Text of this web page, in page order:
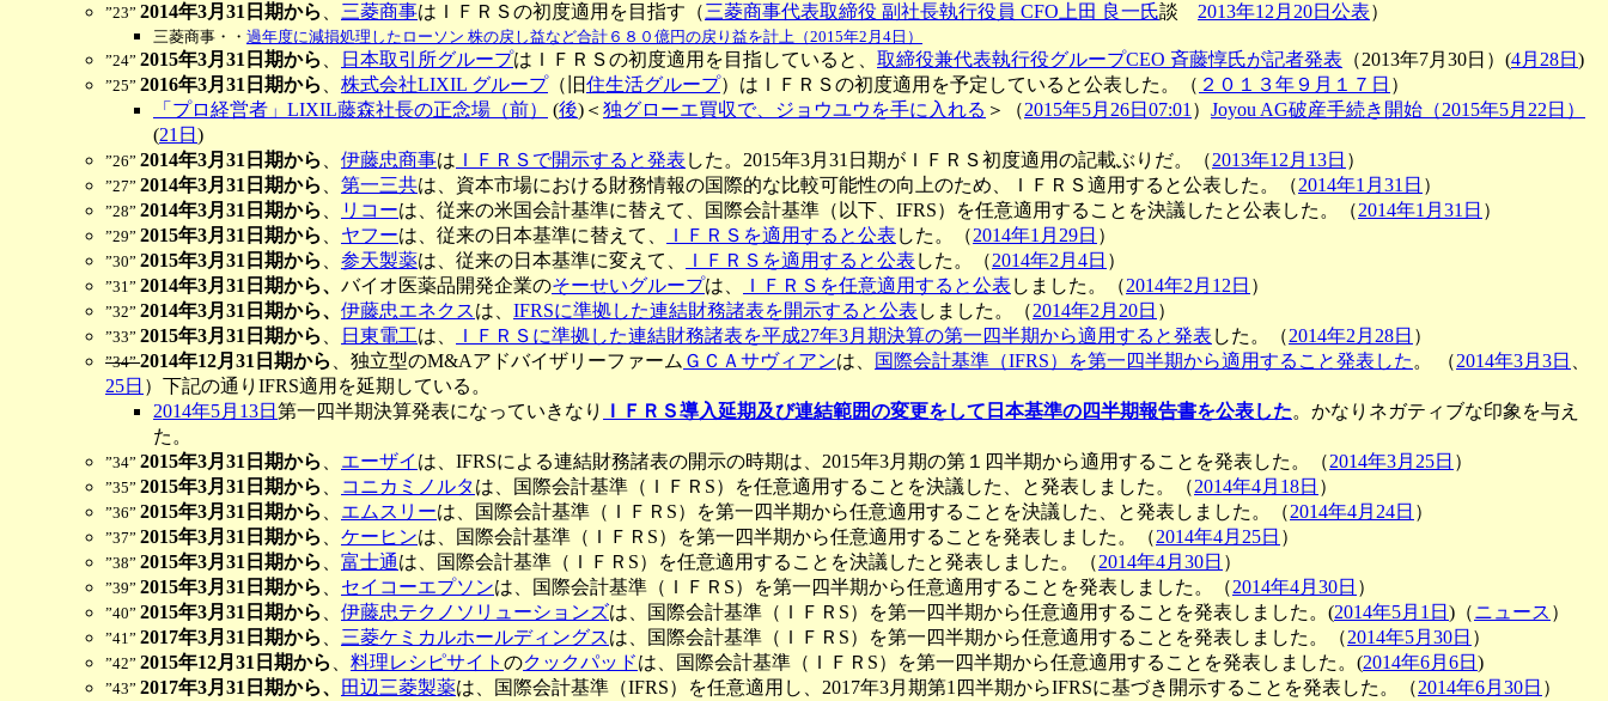
”23” 2014年3月31日期から 三菱商事はＩＦＲＳの初度適用を目指す（三菱商事代表取締役 副社長執行役員 CFO上田 良一氏談 2013年12月20日公表）
三菱商事・・ 過年度に減損処理したローソン 株の戻し益など合計６８０億円の戻り益を計上（2015年2月4日）
”24” 2015年3月31日期から 日本取引所グループはＩＦＲＳの初度適用を目指していると、 取締役兼代表執行役グループCEO 斉藤惇氏が記者発表 （2013年7月30日）(4月28日 )
”25” 2016年3月31日期から 株式会社LIXIL グループ（旧住生活グループ）はＩＦＲＳの初度適用を予定していると公表した。（ ２０１３年９月１７日 ）
「プロ経営者」LIXIL藤森社長の正念場（前）
(後)＜ 独グローエ買収で、ジョウユウを手に入れる ＞（2015年5月26日07:01 ） Joyou AG破産手続き開始（2015年5月22日）
(21日 )
”26” 2014年3月31日期から 伊藤忠商事は ＩＦＲＳで開示すると発表 した。2015年3月31日期がＩＦＲＳ初度適用の記載ぶりだ。（2013年12月13日 ）
”27” 2014年3月31日期から 第一三共は、資本市場における財務情報の国際的な比較可能性の向上のため、ＩＦＲＳ適用すると公表した。（2014年1月31日 ）
”28” 2014年3月31日期から リコーは、従来の米国会計基準に替えて、国際会計基準（以下、IFRS）を任意適用することを決議したと公表した。（2014年1月31日 ）
”29” 2015年3月31日期から ヤフーは、従来の日本基準に替えて、 ＩＦＲＳを適用すると公表 した。（2014年1月29日 ）
”30” 2015年3月31日期から 参天製薬は、従来の日本基準に変えて、 ＩＦＲＳを適用すると公表 した。（2014年2月4日 ）
”31” 2014年3月31日期から、 バイオ医薬品開発企業のそーせいグループは、 ＩＦＲＳを任意適用すると公表 しました。（2014年2月12日 ）
”32” 2014年3月31日期から、 伊藤忠エネクスは、 IFRSに準拠した連結財務諸表を開示すると公表 しました。（2014年2月20日 ）
”33” 2015年3月31日期から 日東電工は、 ＩＦＲＳに準拠した連結財務諸表を平成27年3月期決算の第一四半期から適用すると発表 した。（2014年2月28日 ）
”34”2014年12月31日期から 、独立型のM&Aアドバイザリーファーム ＧＣＡサヴィアンは、 国際会計基準（IFRS）を第一四半期から適用すること発表した 。 （2014年3月3日
25日 ）下記の通りIFRS適用を延期している。
2014年5月13日 第一四半期決算発表になっていきなり ＩＦＲＳ導入延期及び連結範囲の変更をして日本基準の四半期報告書を公表した。かなりネガティブな印象を与え
た。
”34” 2015年3月31日期から エーザイ は、IFRSによる連結財務諸表の開示の時期は、2015年3月期の第１四半期から適用することを発表した。（2014年3月25日 ）
”35” 2015年3月31日期から コニカミノルタは、国際会計基準（ＩＦＲS）を任意適用することを決議した、と発表しました。（2014年4月18日 ）
”36” 2015年3月31日期から エムスリーは、国際会計基準（ＩＦＲS）を第一四半期から任意適用することを決議した、と発表しました。（2014年4月24日 ）
”37” 2015年3月31日期から ケーヒンは、国際会計基準（ＩＦＲS）を第一四半期から任意適用することを発表しました。（2014年4月25日 ）
”38” 2015年3月31日期から 富士通は、国際会計基準（ＩＦＲS）を任意適用することを決議したと発表しました。（2014年4月30日 ）
”39” 2015年3月31日期から セイコーエプソンは、国際会計基準（ＩＦＲS）を第一四半期から任意適用することを発表しました。（2014年4月30日 ）
”40” 2015年3月31日期から 伊藤忠テクノソリューションズは、国際会計基準（ＩＦＲS）を第一四半期から任意適用することを発表しました。(2014年5月1日 )（ニュース ）
”41” 2017年3月31日期から 三菱ケミカルホールディングスは、国際会計基準（ＩＦＲS）を第一四半期から任意適用することを発表しました。（2014年5月30日 ）
”42” 2015年12月31日期から 料理レシピサイト のクックパッドは、国際会計基準（ＩＦＲS）を第一四半期から任意適用することを発表しました。(2014年6月6日 )
”43” 2017年3月31日期から、 田辺三菱製薬は、国際会計基準（IFRS）を任意適用し、2017年3月期第1四半期からIFRSに基づき開示することを発表した。（2014年6月30日 ）